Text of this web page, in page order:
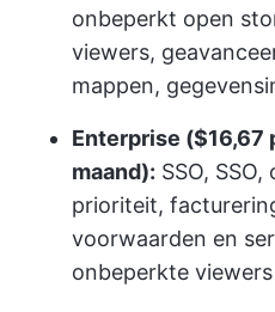
onbeperkt open
viewers,
mappen,
Enterprise ($16,67
maand): SSO,
prioriteit,
voorwaarden en
onbeperkte viewers